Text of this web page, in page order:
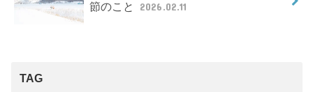
節のこと
2026.02.11
TAG